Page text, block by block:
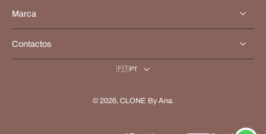
Marca
Contactos
🇵🇹PT
© 2026, CLONE By Ana.